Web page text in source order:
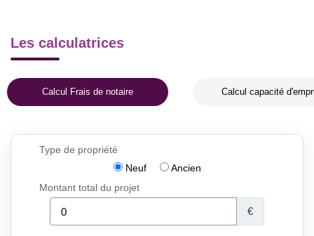
Les calculatrices
Calcul Frais de notaire Calcul capacité